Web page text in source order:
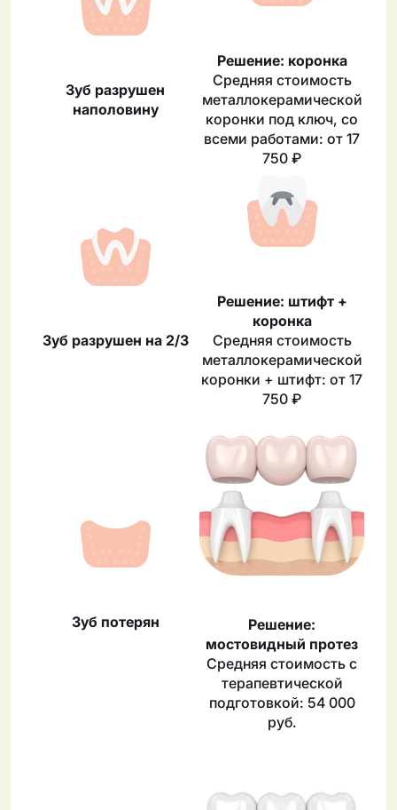
Зуб разрушен
наполовину
Решение: коронка
Средняя стоимость
металлокерамической
коронки под ключ, со
всеми работами: от 17
750 ₽
Зуб разрушен на 2/3
Решение: штифт +
коронка
Средняя стоимость
металлокерамической
коронки + штифт: от 17
750 ₽
Зуб потерян
Решение:
мостовидный протез
Средняя стоимость с
терапевтической
подготовкой: 54 000
руб.